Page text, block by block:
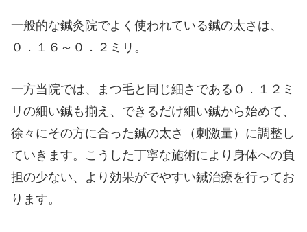
一般的な鍼灸院でよく使われている鍼の太さは、
０．１６～０．２ミリ。
一方当院では、まつ毛と同じ細さである０．１２ミ
リの細い鍼も揃え、できるだけ細い鍼から始めて、
徐々にその方に合った鍼の太さ（刺激量）に調整し
ていきます。こうした丁寧な施術により身体への負
担の少ない、より効果がでやすい鍼治療を行ってお
ります。